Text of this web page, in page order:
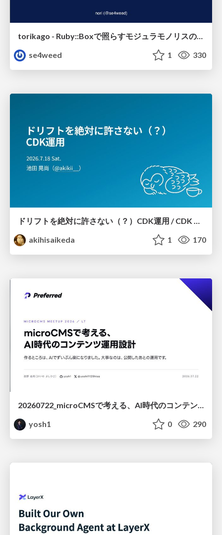
torikago - Ruby::Boxで照らすモジュラモノリスの実行境界
se4weed
1 330
akihisaikeda
1 170
20260722_microCMSで考える、AI時代のコンテンツ運用設計
yosh1
0 290